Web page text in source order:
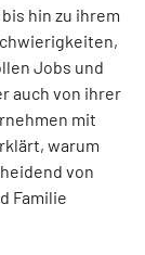
hin zu ihrem
Jobs und
auch von ihrer
mit
warum
von
Familie